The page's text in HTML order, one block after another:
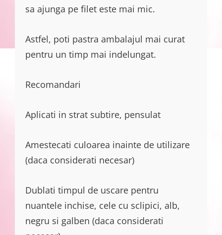
sa ajunga pe filet este mai mic.
Astfel, poti pastra ambalajul mai curat
pentru un timp mai indelungat.
Recomandari
Aplicati in strat subtire, pensulat
Amestecati culoarea inainte de utilizare
(daca considerati necesar)
Dublati timpul de uscare pentru
nuantele inchise, cele cu sclipici, alb,
negru si galben (daca considerati